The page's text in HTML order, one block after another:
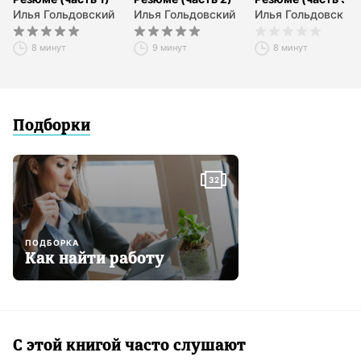
Илья Гольдовский
8 минут
Илья Гольдовский
9 минут
Илья Гольдовский
8 минут
Подборки
32
ПОДБОРКА
Как найти работу
С этой книгой часто слушают